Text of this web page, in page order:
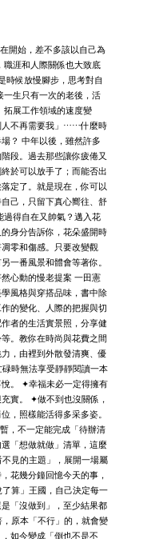
開始，差不多該以自己為
職涯和人際關係也大致底
時候放慢腳步，思考對自
生只有一次的老後，活
拓展工作領域的速度變
人不再需要我」⋯⋯什麼時
？ 中年以後，雖然許多
段。過去那些讓你疲倦又
於可以放手了；而能否出
定了。就是現在，你可以
己，只留下真心嚮往、舒
過得自在又帥氣？邁入花
身分告訴你，花朵盛開時
零和傷感。只要改變觀
一番風景和體會等著你。
心動的慢老提案 一田憲
風格與穿搭品味，書中除
的變化、人際的把握與切
者的生活實景照，分享健
。教你在時尚與花費之間
，由裡到外散發清爽、優
時無法享受靜靜閱讀一本
。 ✦幸福未必一定得擁有
實。 ✦做不到也沒關係，
，照樣能活得多采多姿。
，不一定能完成「待辦清
「想做就做」清單，這麼
見的主題」，展開一場屬
花幾分鐘回憶今天的事，
算」王國，自己決定每一
「沒做到」，至少結果都
原本「不行」的，就會變
如今變成「倒也不是不